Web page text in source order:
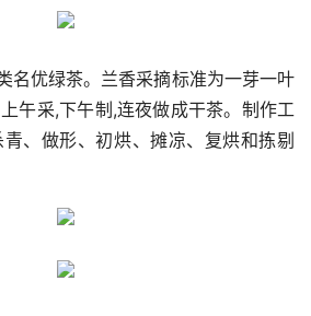
名优绿茶。兰香采摘标准为一芽一叶
午采,下午制,连夜做成干茶。制作工
、做形、初烘、摊凉、复烘和拣剔